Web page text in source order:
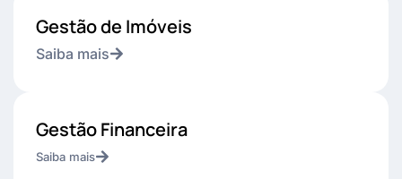
Gestão de Imóveis
Saiba mais
Gestão Financeira
Saiba mais